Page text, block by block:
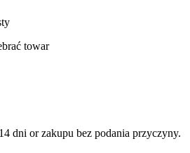
towar
dni or zakupu bez podania przyczyny.